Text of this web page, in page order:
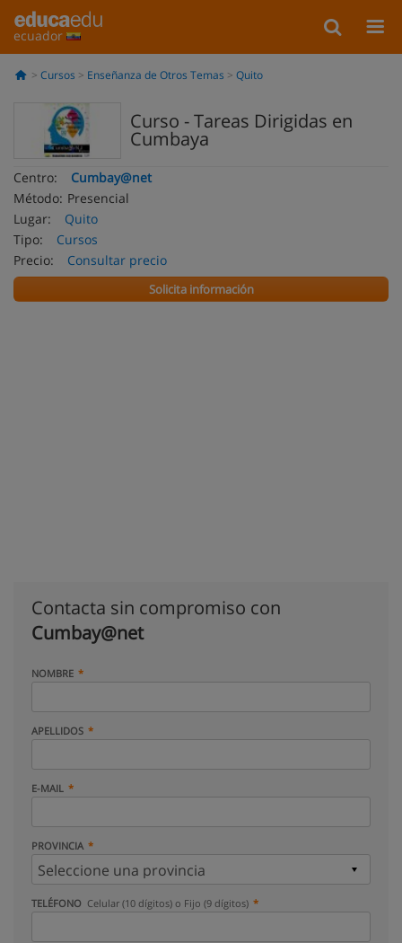
ecuador
Cursos Enseñanza de Otros Temas Quito
Curso - Tareas Dirigidas en
Cumbaya
Centro:
Cumbay@net
Método: Presencial
Lugar:
Quito
Tipo:
Cursos
Precio:
Consultar precio
Solicita información
Contacta sin compromiso con
Cumbay@net
NOMBRE
APELLIDOS
E-MAIL
PROVINCIA
TELÉFONO Celular (10 dígitos) o Fijo (9 dígitos)